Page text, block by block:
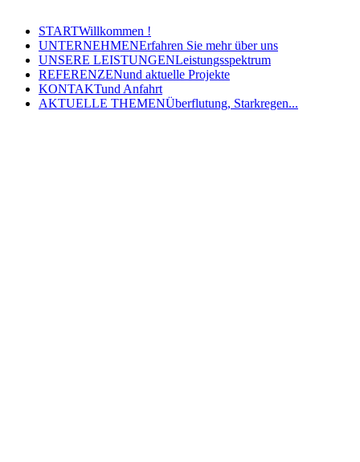
STARTWillkommen !
UNTERNEHMENErfahren Sie mehr über uns
UNSERE LEISTUNGENLeistungsspektrum
REFERENZENund aktuelle Projekte
KONTAKTund Anfahrt
AKTUELLE THEMENÜberflutung, Starkregen...